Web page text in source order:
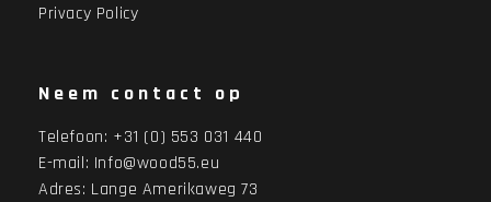
Privacy Policy
Neem contact op
Telefoon: +31 (0) 553 031 440
E-mail: Info@wood55.eu
Adres: Lange Amerikaweg 73